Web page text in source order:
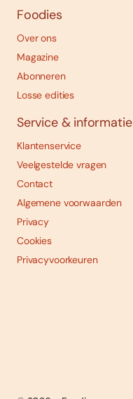
Foodies
Over ons
Magazine
Abonneren
Losse edities
Service & informatie
Klantenservice
Veelgestelde vragen
Contact
Algemene voorwaarden
Privacy
Cookies
Privacyvoorkeuren